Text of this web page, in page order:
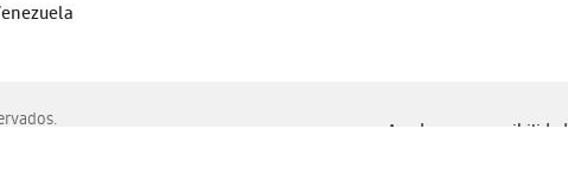
Ayuda para accesibilidad